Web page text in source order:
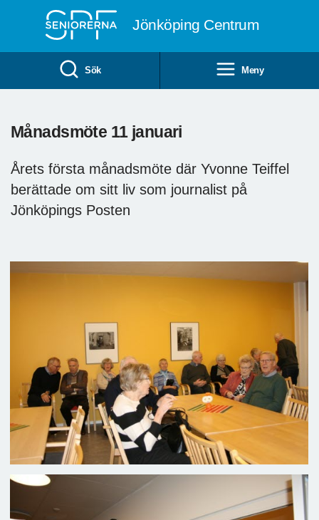
Jönköping Centrum
Sök Meny
Månadsmöte 11 januari
Årets första månadsmöte där Yvonne Teiffel
berättade om sitt liv som journalist på
Jönköpings Posten